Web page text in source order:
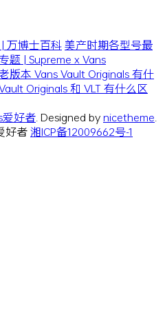
万博士百科美产时期各型号最
专题 | Supreme x Vans
版本 Vans Vault Originals 有什
Originals 和 VLT 有什么区
爱好者 . Designed bynicetheme
好者湘ICP备12009662号-1